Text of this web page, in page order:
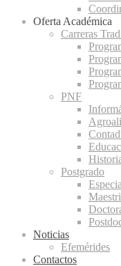
Oferta Académica
Carreras
PNF
Postgrado
Noticias
Efemérides
Contactos